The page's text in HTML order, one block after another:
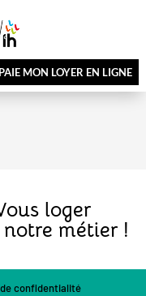
MON LOYER EN LIGNE
loger
métier !
confidentialité